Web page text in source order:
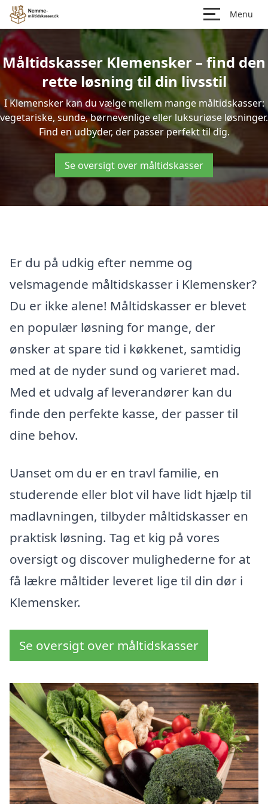
Menu
Måltidskasser Klemensker – find den
rette løsning til din livsstil
I Klemensker kan du vælge mellem mange måltidskasser:
vegetariske, sunde, børnevenlige eller luksuriøse løsninger.
Find en udbyder, der passer perfekt til dig.
Se oversigt over måltidskasser
Er du på udkig efter nemme og
velsmagende måltidskasser i Klemensker?
Du er ikke alene! Måltidskasser er blevet
en populær løsning for mange, der
ønsker at spare tid i køkkenet, samtidig
med at de nyder sund og varieret mad.
Med et udvalg af leverandører kan du
finde den perfekte kasse, der passer til
dine behov.
Uanset om du er en travl familie, en
studerende eller blot vil have lidt hjælp til
madlavningen, tilbyder måltidskasser en
praktisk løsning. Tag et kig på vores
oversigt og discover mulighederne for at
få lækre måltider leveret lige til din dør i
Klemensker.
Se oversigt over måltidskasser